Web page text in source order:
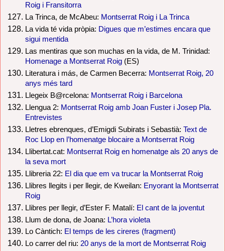
Roig i Fransitorra
La Trinca, de McAbeu: Montserrat Roig i La Trinca
La vida té vida pròpia: Digues que m’estimes encara que
sigui mentida
Las mentiras que son muchas en la vida, de M. Trinidad:
Homenage a Montserrat Roig (ES)
Literatura i más, de Carmen Becerra: Montserrat Roig, 20
anys més tard
Llegeix B@rcelona: Montserrat Roig i Barcelona
Llengua 2: Montserrat Roig amb Joan Fuster i Josep Pla.
Entrevistes
Lletres ebrenques, d’Emigdi Subirats i Sebastià: Text de
Roc Llop en l’homenatge blocaire a Montserrat Roig
Llibertat.cat: Montserrat Roig en homenatge als 20 anys de
la seva mort
Llibreria 22: El dia que em va trucar la Montserrat Roig
Llibres llegits i per llegir, de Kweilan: Enyorant la Montserrat
Roig
Llibres per llegir, d’Ester F. Matalí: El cant de la joventut
Llum de dona, de Joana: L’hora violeta
Lo Càntich: El temps de les cireres (fragment)
Lo carrer del riu: 20 anys de la mort de Montserrat Roig